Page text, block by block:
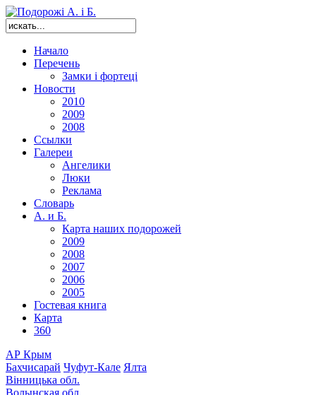
Начало
Перечень
Замки і фортеці
Новости
2010
2009
2008
Ссылки
Галереи
Ангелики
Люки
Реклама
Словарь
А. и Б.
Карта наших подорожей
2009
2008
2007
2006
2005
Гостевая книга
Карта
360
АР Крым
Бахчисарай Чуфут-Кале Ялта
Вінницька обл.
Волынская обл.